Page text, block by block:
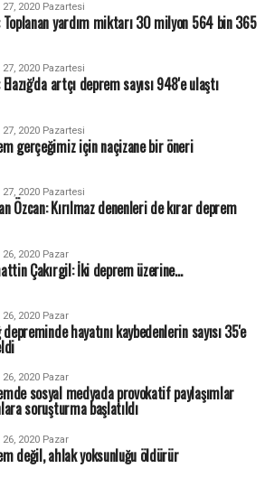
27, 2020 Pazartesi
Toplanan yardım miktarı 30 milyon 564 bin 365
27, 2020 Pazartesi
Elazığ'da artçı deprem sayısı 948'e ulaştı
27, 2020 Pazartesi
gerçeğimiz için naçizane bir öneri
27, 2020 Pazartesi
Özcan: Kırılmaz denenleri de kırar deprem
26, 2020 Pazar
Çakırgil: İki deprem üzerine...
26, 2020 Pazar
depreminde hayatını kaybedenlerin sayısı 35'e
26, 2020 Pazar
sosyal medyada provokatif paylaşımlar
soruşturma başlatıldı
26, 2020 Pazar
değil, ahlak yoksunluğu öldürür